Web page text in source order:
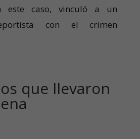
este caso, vinculó a un
con el crimen
que llevaron